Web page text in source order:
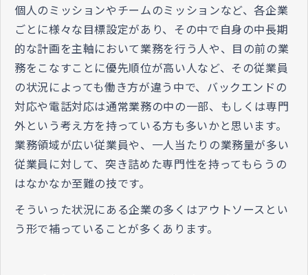
個人のミッションやチームのミッションなど、各企業
ごとに様々な目標設定があり、その中で自身の中長期
的な計画を主軸において業務を行う人や、目の前の業
務をこなすことに優先順位が高い人など、その従業員
の状況によっても働き方が違う中で、バックエンドの
対応や電話対応は通常業務の中の一部、もしくは専門
外という考え方を持っている方も多いかと思います。
業務領域が広い従業員や、一人当たりの業務量が多い
従業員に対して、突き詰めた専門性を持ってもらうの
はなかなか至難の技です。
そういった状況にある企業の多くはアウトソースとい
う形で補っていることが多くあります。